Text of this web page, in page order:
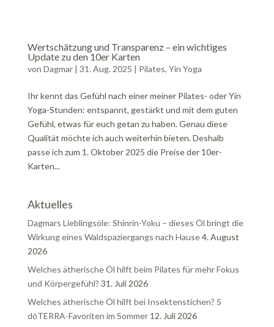
Wertschätzung und Transparenz – ein wichtiges
Update zu den 10er Karten
von Dagmar| 31. Aug. 2025 | Pilates, Yin Yoga
Ihr kennt das Gefühl nach einer meiner Pilates- oder Yin
Yoga-Stunden: entspannt, gestärkt und mit dem guten
Gefühl, etwas für euch getan zu haben. Genau diese
Qualität möchte ich auch weiterhin bieten. Deshalb
passe ich zum 1. Oktober 2025 die Preise der 10er-
Karten...
Aktuelles
Dagmars Lieblingsöle: Shinrin-Yoku – dieses Öl bringt die
Wirkung eines Waldspaziergangs nach Hause4. August
2026
Welches ätherische Öl hilft beim Pilates für mehr Fokus
und Körpergefühl? 31. Juli 2026
Welches ätherische Öl hilft bei Insektenstichen? 5
dōTERRA-Favoriten im Sommer 12. Juli 2026